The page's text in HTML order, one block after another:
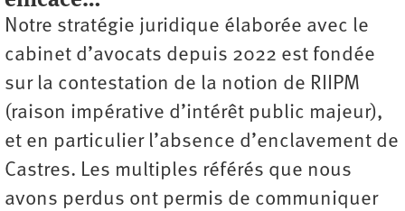
Notre stratégie juridique élaborée avec le
cabinet d’avocats depuis 2022 est fondée
sur la contestation de la notion de RIIPM
(raison impérative d’intérêt public majeur),
et en particulier l’absence d’enclavement de
Castres. Les multiples référés que nous
avons perdus ont permis de communiquer